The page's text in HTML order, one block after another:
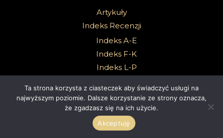
Artykuły
Indeks Recenzji
Indeks A-E
Indeks F-K
Indeks L-P
Indeks Składników
O mnie
Kontakt
Ta strona korzysta z ciasteczek aby świadczyć usługi na
najwyższym poziomie. Dalsze korzystanie ze strony oznacza,
że zgadzasz się na ich użycie.
Akceptuję